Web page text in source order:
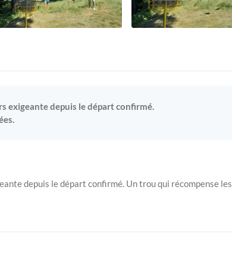
exigeante depuis le départ confirmé.
depuis le départ confirmé. Un trou qui récompense les